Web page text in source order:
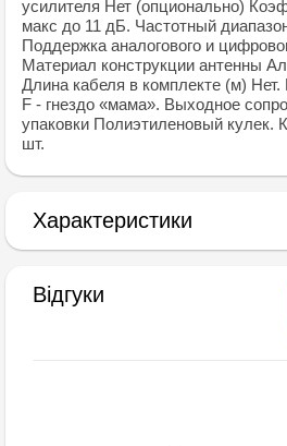
усилителя Нет (опционально)
макс до 11 дБ. Частотный
Поддержка аналогового и
Материал конструкции антенны
Длина кабеля в комплекте (м)
F - гнездо «мама». Выходное
упаковки Полиэтиленовый кулек.
шт.
Характеристики
Відгуки